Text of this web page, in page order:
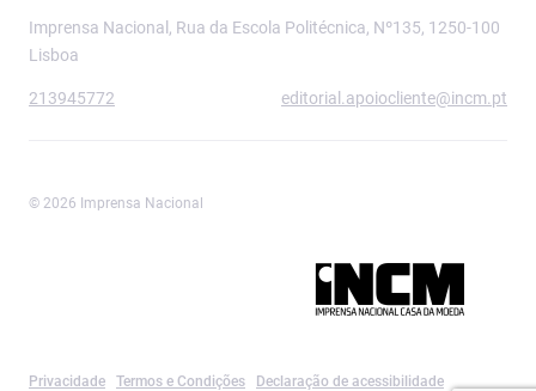
Imprensa Nacional, Rua da Escola Politécnica, Nº135, 1250-100
Lisboa
213945772 editorial.apoiocliente@incm.pt
© 2026 Imprensa Nacional
Privacidade Termos e Condições Declaração de acessibilidade